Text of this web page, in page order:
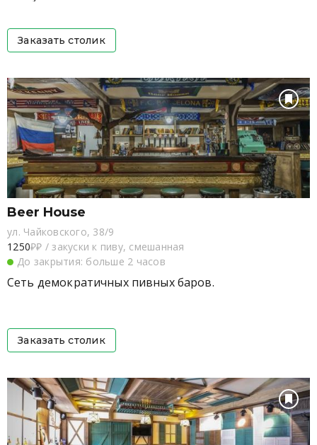
Заказать столик
Beer House
ул. Чайковского, 38/9
1250₽₽ /закуски к пиву, смешанная
До закрытия: больше 2 часов
Сеть демократичных пивных баров.
Заказать столик